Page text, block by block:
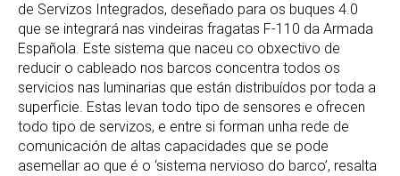
de Servizos Integrados, deseñado para os buques 4.0
que se integrará nas vindeiras fragatas F-110 da Armada
Española. Este sistema que naceu co obxectivo de
reducir o cableado nos barcos concentra todos os
servicios nas luminarias que están distribuídos por toda a
superficie. Estas levan todo tipo de sensores e ofrecen
todo tipo de servizos, e entre si forman unha rede de
comunicación de altas capacidades que se pode
asemellar ao que é o ‘sistema nervioso do barco’, resalta